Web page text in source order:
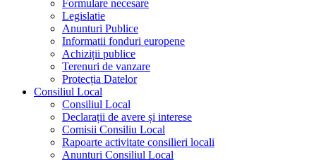
Formulare necesare
Legislatie
Anunturi Publice
Informatii fonduri europene
Achiziții publice
Terenuri de vanzare
Protecția Datelor
Consiliul Local
Consiliul Local
Declarații de avere și interese
Comisii Consiliu Local
Rapoarte activitate consilieri locali
Anunturi Consiliul Local